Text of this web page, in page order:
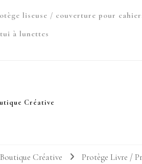
liseuse / couverture pour
à lunettes
Créative
Créative Protège Livre /